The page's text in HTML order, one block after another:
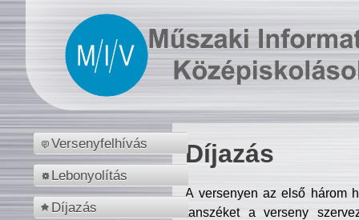
Versenyfelhívás
Lebonyolítás
Díjazás
Díjazás
A versenyen az első három
tanszéket a verseny